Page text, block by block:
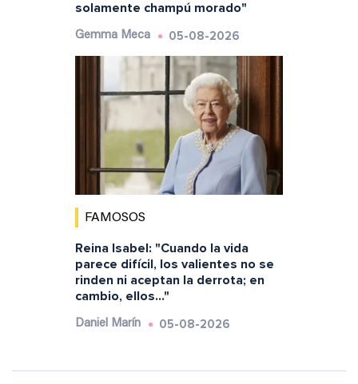
solamente champú morado"
Gemma Meca 05-08-2026
FAMOSOS
Reina Isabel: "Cuando la vida
parece difícil, los valientes no se
rinden ni aceptan la derrota; en
cambio, ellos..."
Daniel Marín 05-08-2026